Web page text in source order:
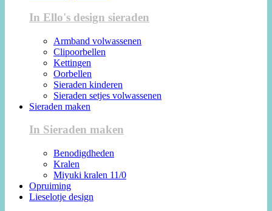
In Ello's design sieraden
Armband volwassenen
Clipoorbellen
Kettingen
Oorbellen
Sieraden kinderen
Sieraden setjes volwassenen
Sieraden maken
In Sieraden maken
Benodigdheden
Kralen
Miyuki kralen 11/0
Opruiming
Lieselotje design